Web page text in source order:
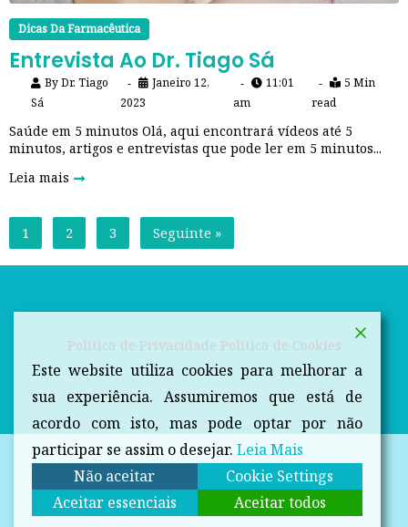
Dicas Da Farmacêutica
Entrevista Ao Dr. Tiago Sá
ByDr. Tiago
Sá
Janeiro 12,
2023
11:01
am
5 Min
read
Saúde em 5 minutos Olá, aqui encontrará vídeos até 5
minutos, artigos e entrevistas que pode ler em 5 minutos...
Leia mais
1 2 3 Seguinte »
Política de Privacidade Política de Cookies
Copyright © 2026 Dicas da Farmacêutica
Este website utiliza cookies para melhorar a
sua experiência. Assumiremos que está de
acordo com isto, mas pode optar por não
participar se assim o desejar. Leia Mais
Não aceitar
Cookie Settings
Aceitar essenciais
Aceitar todos